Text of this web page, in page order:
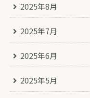
2025年8月
2025年7月
2025年6月
2025年5月